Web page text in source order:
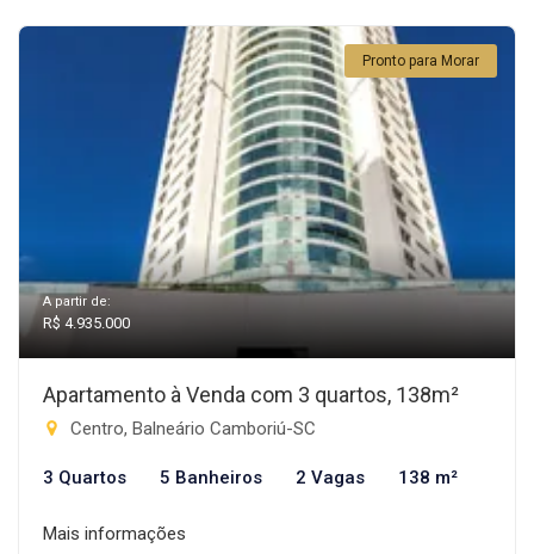
Pronto para Morar
A partir de:
R$ 4.935.000
Apartamento à Venda com 3 quartos, 138m²
Centro, Balneário Camboriú-SC
3 Quartos 5 Banheiros 2 Vagas 138 m²
Mais informações